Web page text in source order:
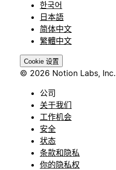
한국어
日本語
简体中文
繁體中文
Cookie 设置
© 2026 Notion Labs, Inc.
公司
关于我们
工作机会
安全
状态
条款和隐私
你的隐私权